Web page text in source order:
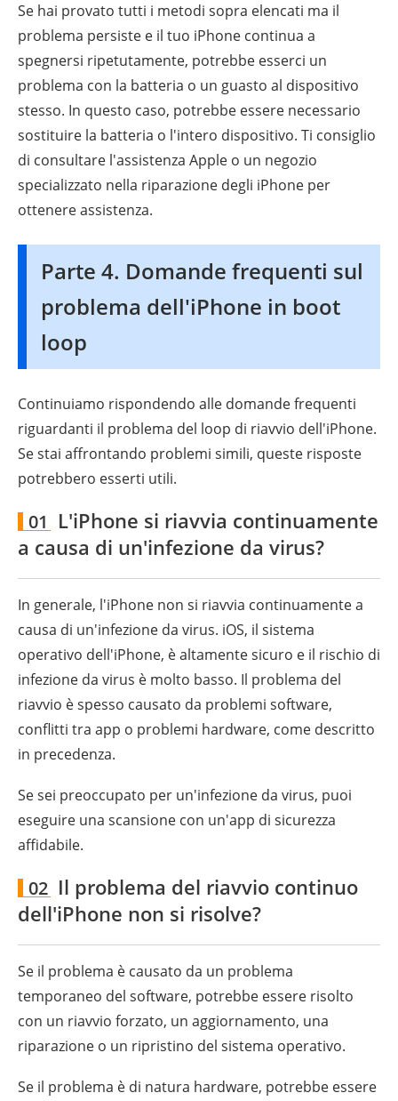
Se hai provato tutti i metodi sopra elencati ma il
problema persiste e il tuo iPhone continua a
spegnersi ripetutamente, potrebbe esserci un
problema con la batteria o un guasto al dispositivo
stesso. In questo caso, potrebbe essere necessario
sostituire la batteria o l'intero dispositivo. Ti consiglio
di consultare l'assistenza Apple o un negozio
specializzato nella riparazione degli iPhone per
ottenere assistenza.
Parte 4. Domande frequenti sul
problema dell'iPhone in boot
loop
Continuiamo rispondendo alle domande frequenti
riguardanti il problema del loop di riavvio dell'iPhone.
Se stai affrontando problemi simili, queste risposte
potrebbero esserti utili.
01 L'iPhone si riavvia continuamente
a causa di un'infezione da virus?
In generale, l'iPhone non si riavvia continuamente a
causa di un'infezione da virus. iOS, il sistema
operativo dell'iPhone, è altamente sicuro e il rischio di
infezione da virus è molto basso. Il problema del
riavvio è spesso causato da problemi software,
conflitti tra app o problemi hardware, come descritto
in precedenza.
Se sei preoccupato per un'infezione da virus, puoi
eseguire una scansione con un'app di sicurezza
affidabile.
02 Il problema del riavvio continuo
dell'iPhone non si risolve?
Se il problema è causato da un problema
temporaneo del software, potrebbe essere risolto
con un riavvio forzato, un aggiornamento, una
riparazione o un ripristino del sistema operativo.
Se il problema è di natura hardware, potrebbe essere